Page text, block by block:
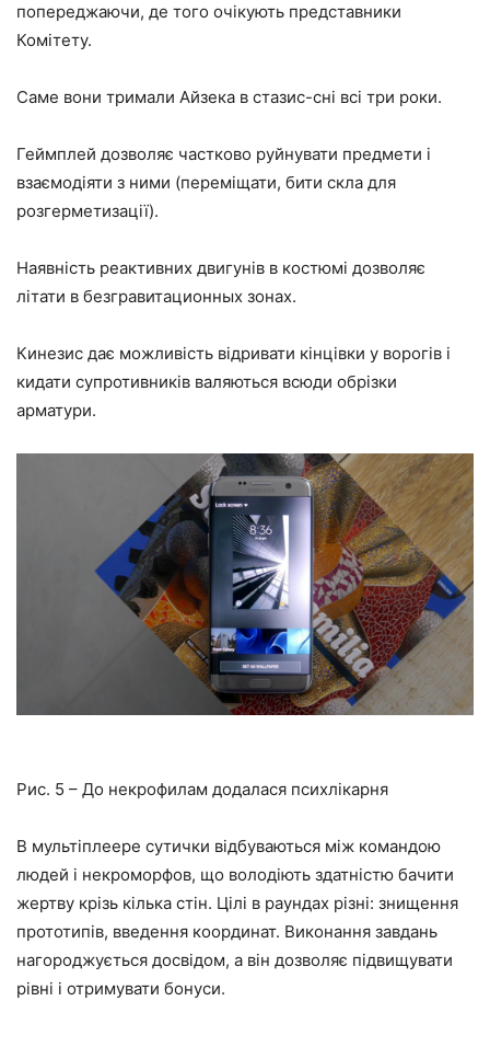
попереджаючи, де того очікують представники
Комітету.
Саме вони тримали Айзека в стазис-сні всі три роки.
Геймплей дозволяє частково руйнувати предмети і
взаємодіяти з ними (переміщати, бити скла для
розгерметизації).
Наявність реактивних двигунів в костюмі дозволяє
літати в безгравитационных зонах.
Кинезис дає можливість відривати кінцівки у ворогів і
кидати супротивників валяються всюди обрізки
арматури.
Рис. 5 – До некрофилам додалася психлікарня
В мультіплеере сутички відбуваються між командою
людей і некроморфов, що володіють здатністю бачити
жертву крізь кілька стін. Цілі в раундах різні: знищення
прототипів, введення координат. Виконання завдань
нагороджується досвідом, а він дозволяє підвищувати
рівні і отримувати бонуси.